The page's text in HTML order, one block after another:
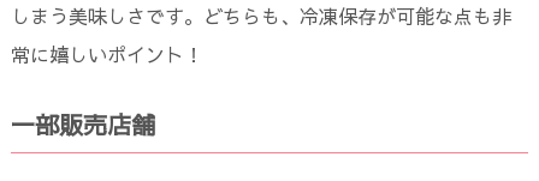
しまう美味しさです。どちらも、冷凍保存が可能な点も非
常に嬉しいポイント！
一部販売店舗